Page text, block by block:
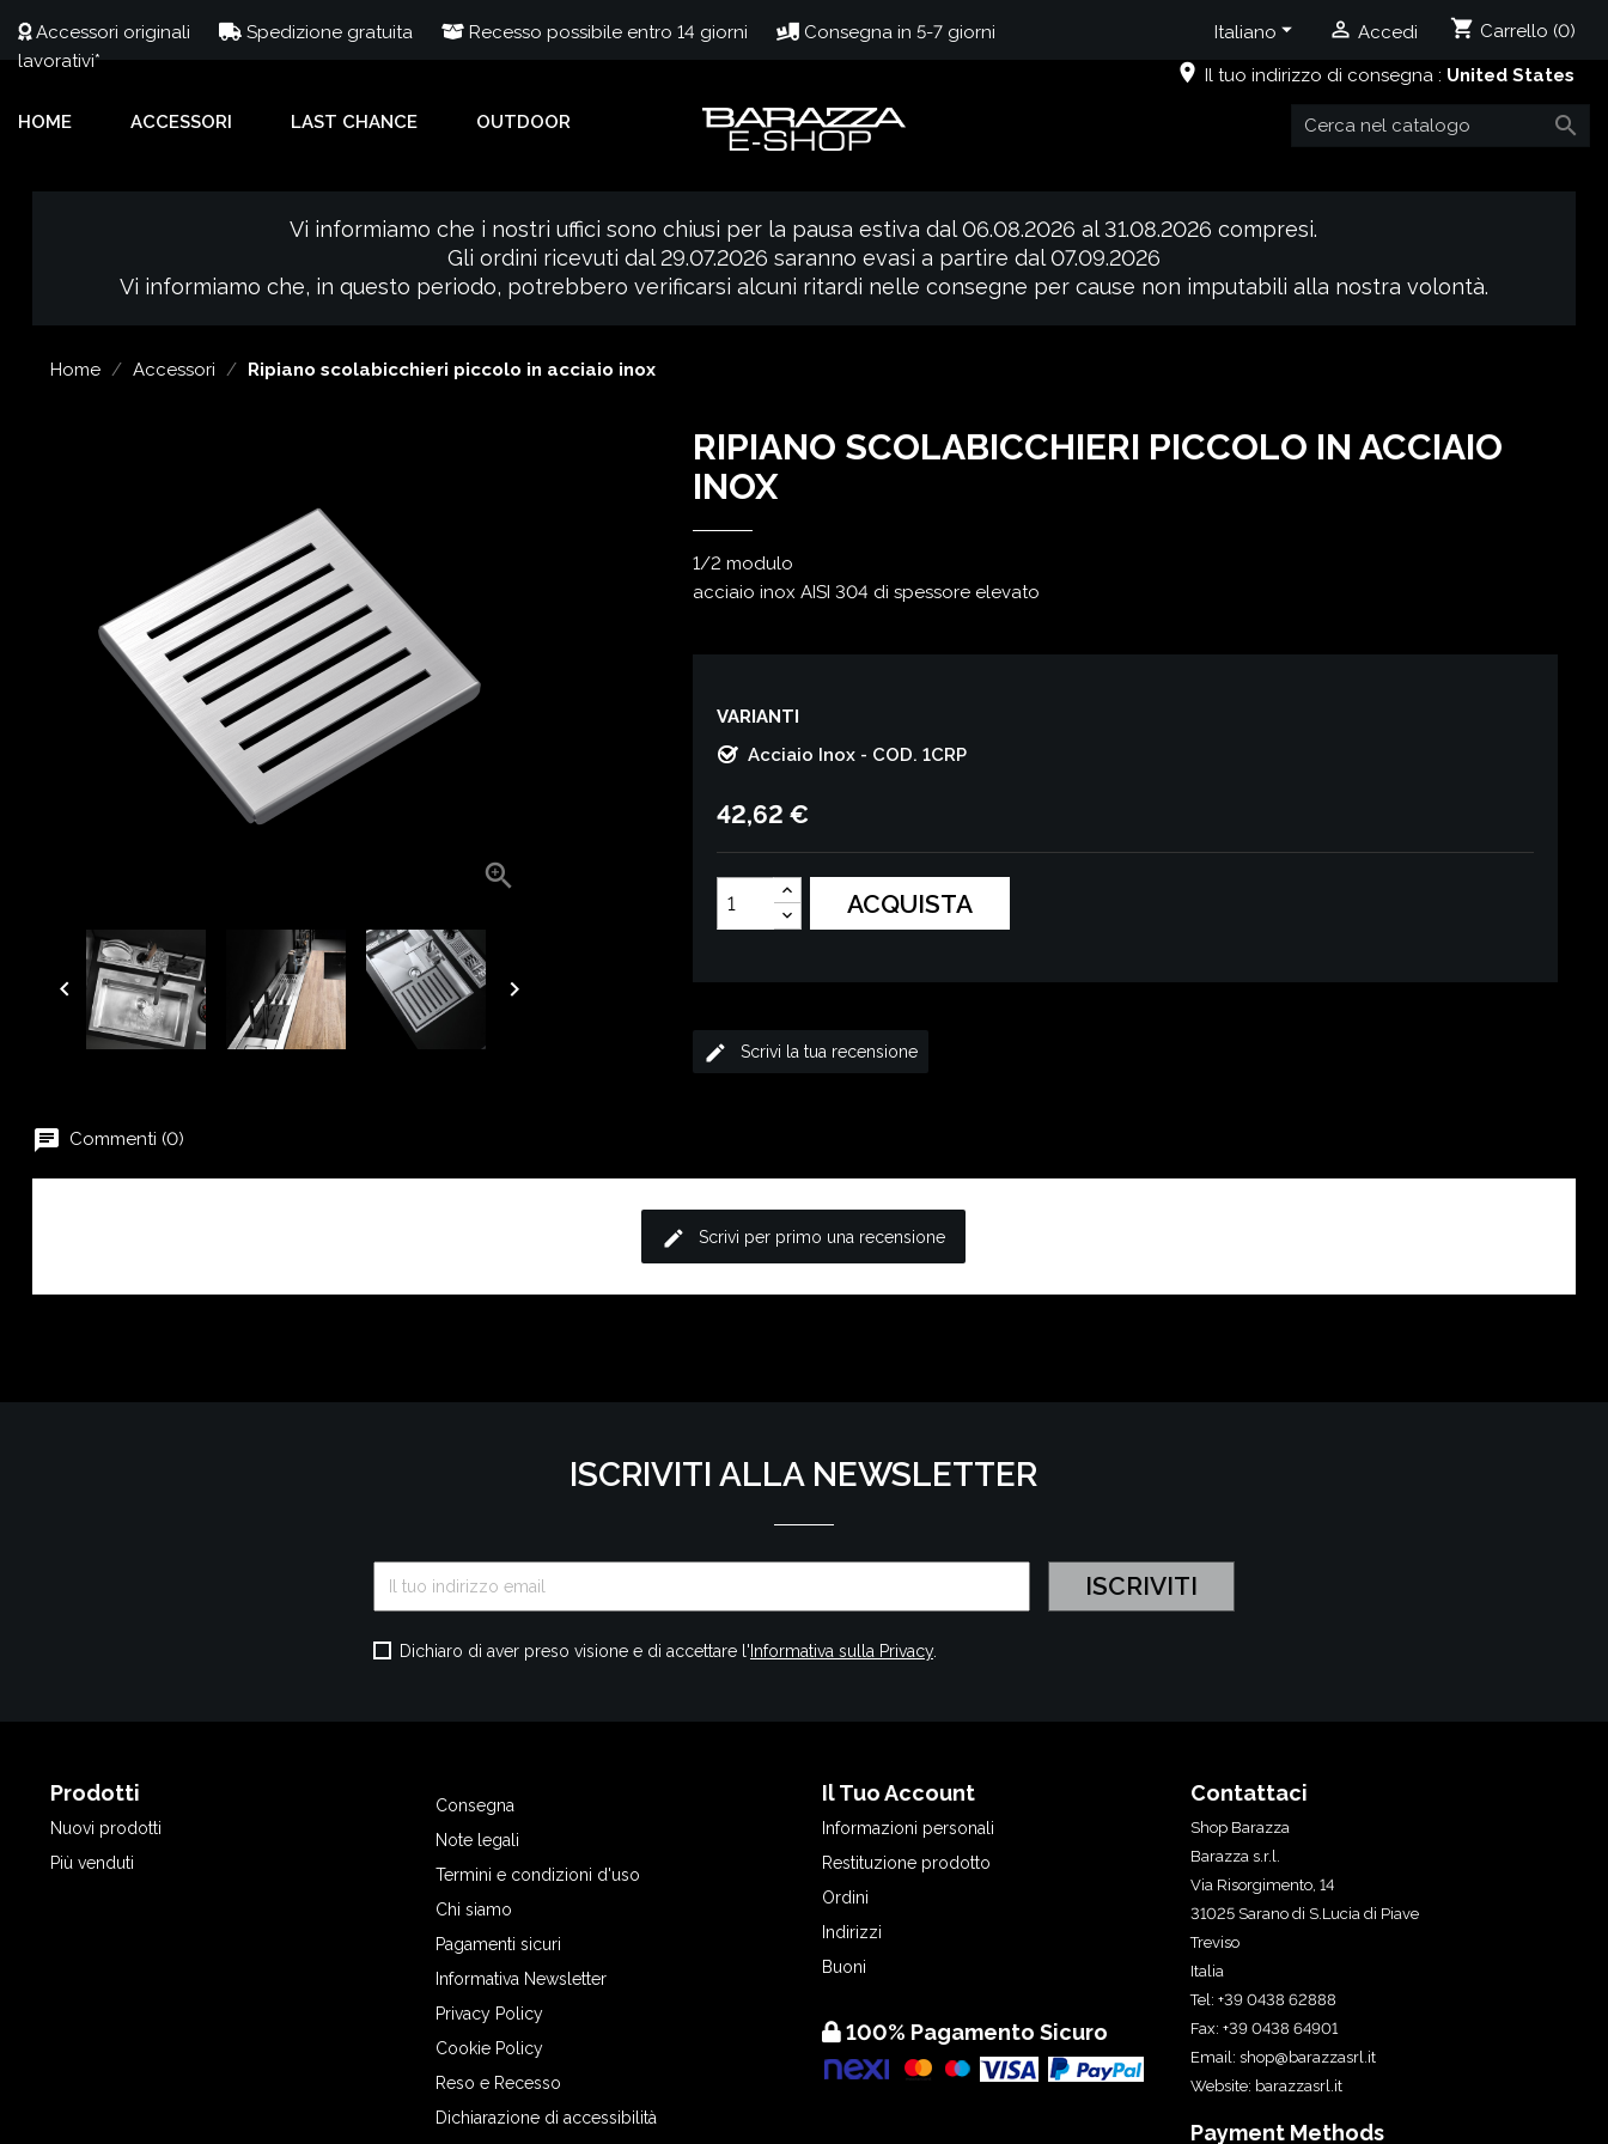
Accessori originali Spedizione gratuita Recesso possibile entro 14 giorni
Consegna in 5-7 giorni
lavorativi*
Italiano  Accedi shopping_cart Carrello (0)
place Il tuo indirizzo di consegna : United States
HOME ACCESSORI LAST CHANCE OUTDOOR 
Vi informiamo che i nostri uffici sono chiusi per la pausa estiva dal 06.08.2026 al 31.08.2026 compresi.
Gli ordini ricevuti dal 29.07.2026 saranno evasi a partire dal 07.09.2026
Vi informiamo che, in questo periodo, potrebbero verificarsi alcuni ritardi nelle consegne per cause non imputabili alla nostra volontà.
Home Accessori Ripiano scolabicchieri piccolo in acciaio inox

 
RIPIANO SCOLABICCHIERI PICCOLO IN ACCIAIO
INOX
1/2 modulo
acciaio inox AISI 304 di spessore elevato
VARIANTI
Acciaio Inox - COD. 1CRP
42,62 €
ACQUISTA
edit Scrivi la tua recensione
chat Commenti (0)
edit Scrivi per primo una recensione
ISCRIVITI ALLA NEWSLETTER
Dichiaro di aver preso visione e di accettare l' Informativa sulla Privacy.
Prodotti
Nuovi prodotti
Più venduti
Consegna
Note legali
Termini e condizioni d'uso
Chi siamo
Pagamenti sicuri
Informativa Newsletter
Privacy Policy
Cookie Policy
Reso e Recesso
Dichiarazione di accessibilità
Il Tuo Account
Informazioni personali
Restituzione prodotto
Ordini
Indirizzi
Buoni
100% Pagamento Sicuro
Contattaci
Shop Barazza
Barazza s.r.l.
Via Risorgimento, 14
31025 Sarano di S.Lucia di Piave
Treviso
Italia
Tel: +39 0438 62888
Fax: +39 0438 64901
Email: shop@barazzasrl.it
Website: barazzasrl.it
Payment Methods